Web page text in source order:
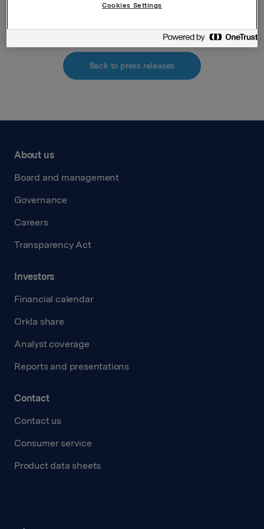
Back to press releases
About us
Board and management
Governance
Careers
Transparency Act
Investors
Financial calendar
Orkla share
Analyst coverage
Reports and presentations
Contact
Contact us
Consumer service
Product data sheets
Cookies Settings